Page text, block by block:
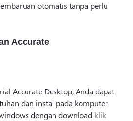
otomatis tanpa perlu
Accurate
Accurate Desktop, Anda dapat
dan instal pada komputer
dengan download klik